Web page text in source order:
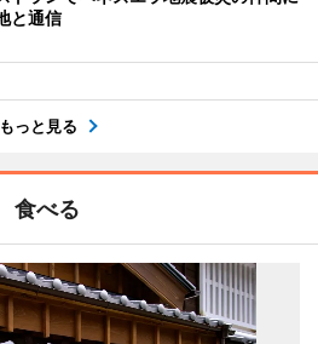
と通信
もっと見る
食べる